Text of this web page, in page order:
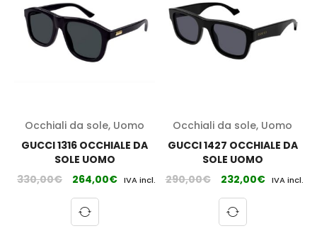
Occhiali da sole, Uomo
GUCCI 1316 OCCHIALE DA
SOLE UOMO
330,00€ 264,00€ IVA incl.
Occhiali da sole, Uomo
GUCCI 1427 OCCHIALE DA
SOLE UOMO
290,00€ 232,00€ IVA incl.